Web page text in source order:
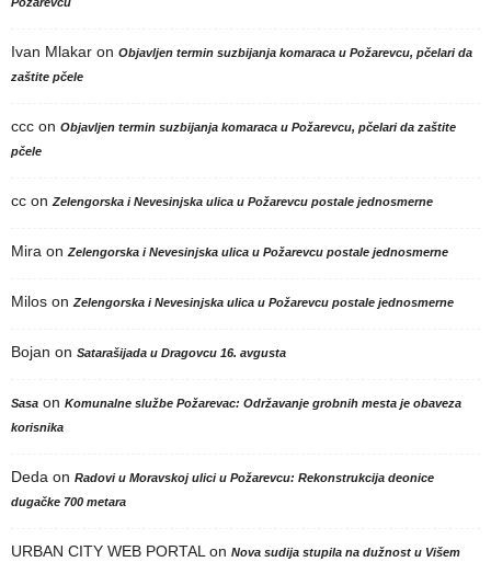
Ivan Mlakar on Objavljen termin suzbijanja komaraca u Požarevcu, pčelari da
zaštite pčele
ccc on Objavljen termin suzbijanja komaraca u Požarevcu, pčelari da zaštite
pčele
cc on Zelengorska i Nevesinjska ulica u Požarevcu postale jednosmerne
Mira on Zelengorska i Nevesinjska ulica u Požarevcu postale jednosmerne
Milos on Zelengorska i Nevesinjska ulica u Požarevcu postale jednosmerne
Bojan on Satarašijada u Dragovcu 16. avgusta
Sasa on Komunalne službe Požarevac: Održavanje grobnih mesta je obaveza
korisnika
Deda on Radovi u Moravskoj ulici u Požarevcu: Rekonstrukcija deonice
dugačke 700 metara
URBAN CITY WEB PORTAL on Nova sudija stupila na dužnost u Višem